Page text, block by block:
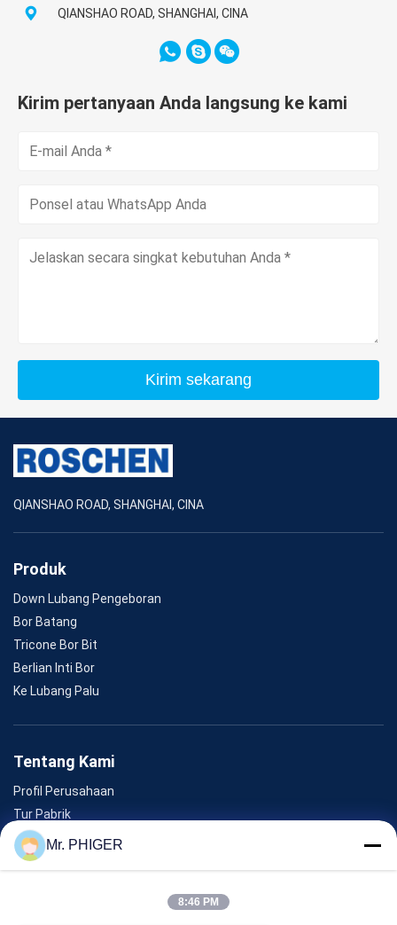
QIANSHAO ROAD, SHANGHAI, CINA
Kirim pertanyaan Anda langsung ke kami
Kirim sekarang
QIANSHAO ROAD, SHANGHAI, CINA
Produk
Down Lubang Pengeboran
Bor Batang
Tricone Bor Bit
Berlian Inti Bor
Ke Lubang Palu
Tentang Kami
Profil Perusahaan
Tur Pabrik
Kontrol Kualitas
Sitemap
Mr. PHIGER
8:46 PM